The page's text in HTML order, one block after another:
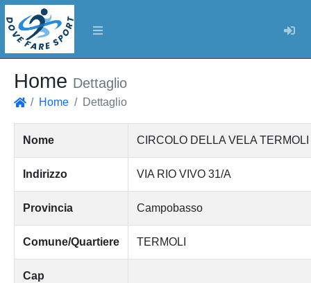
Home Dettaglio
Home Dettaglio
Nome CIRCOLO DELLA VELA
Indirizzo VIA RIO VIVO 31/A
Provincia Campobasso
Comune/Quartiere TERMOLI
Cap